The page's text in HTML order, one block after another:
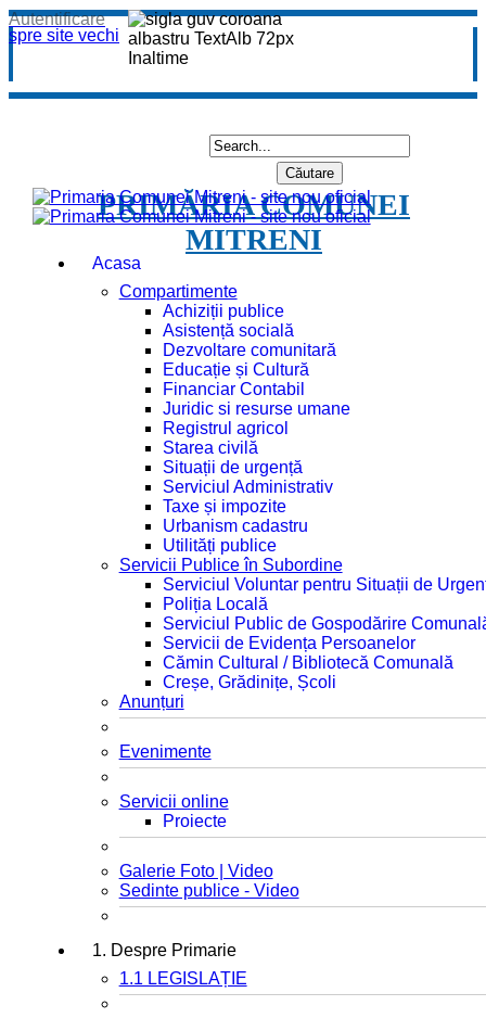
spre site vechi
Autentificare
PRIMĂRIA COMUNEI
MITRENI
Acasa
Compartimente
Achiziții publice
Asistență socială
Dezvoltare comunitară
Educație și Cultură
Financiar Contabil
Juridic si resurse umane
Registrul agricol
Starea civilă
Situații de urgență
Serviciul Administrativ
Taxe și impozite
Urbanism cadastru
Utilități publice
Servicii Publice în Subordine
Serviciul Voluntar pentru Situații de
Poliția Locală
Serviciul Public de Gospodărire
Servicii de Evidența Persoanelor
Cămin Cultural / Bibliotecă Comunală
Creșe, Grădinițe, Școli
Anunțuri
Evenimente
Servicii online
Proiecte
Galerie Foto | Video
Sedinte publice - Video
1. Despre Primarie
1.1 LEGISLAȚIE